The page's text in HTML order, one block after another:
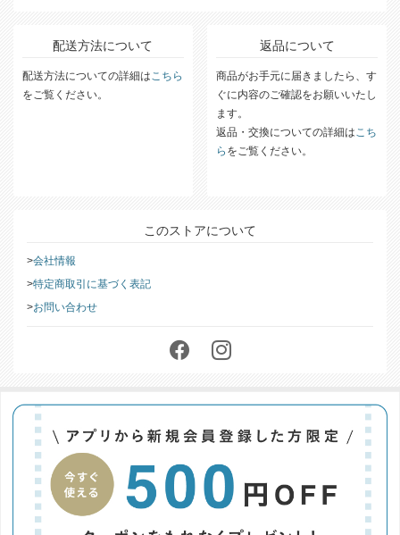
配送方法について
配送方法についての詳細はこちら
をご覧ください。
返品について
商品がお手元に届きましたら、す
ぐに内容のご確認をお願いいたし
ます。
返品・交換についての詳細はこち
ら をご覧ください。
このストアについて
会社情報
特定商取引に基づく表記
お問い合わせ